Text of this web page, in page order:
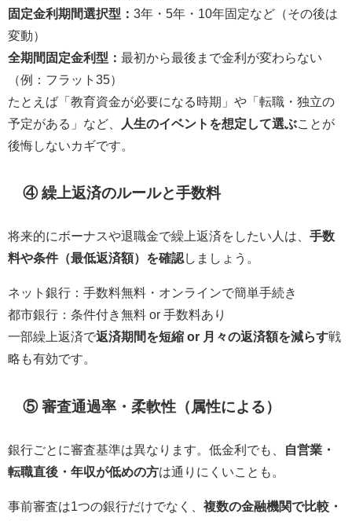
固定金利期間選択型： 3年・5年・10年固定など（その後は
変動）
全期間固定金利型： 最初から最後まで金利が変わらない
（例：フラット35）
たとえば「教育資金が必要になる時期」や「転職・独立の
予定がある」など、
人生のイベントを想定して選ぶ ことが
後悔しないカギです。
④ 繰上返済のルールと手数料
将来的にボーナスや退職金で繰上返済をしたい人は、 手数
料や条件（最低返済額）を確認しましょう。
ネット銀行：手数料無料・オンラインで簡単手続き
都市銀行：条件付き無料 or 手数料あり
一部繰上返済で返済期間を短縮 or 月々の返済額を減らす戦
略も有効です。
⑤ 審査通過率・柔軟性（属性による）
銀行ごとに審査基準は異なります。低金利でも、
自営業・
転職直後・年収が低めの方は通りにくいことも。
事前審査は1つの銀行だけでなく、 複数の金融機関で比較・